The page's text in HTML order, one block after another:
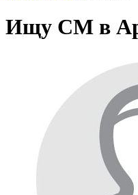
Ищу СМ в